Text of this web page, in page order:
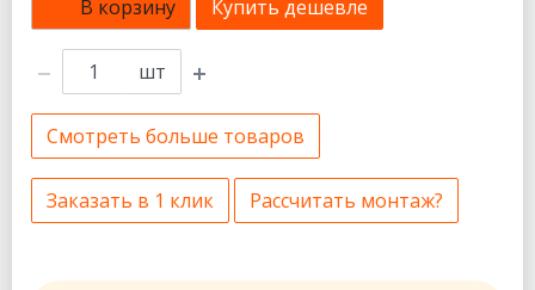
В корзину Купить дешевле
шт
Смотреть больше товаров
Заказать в 1 клик Рассчитать монтаж?